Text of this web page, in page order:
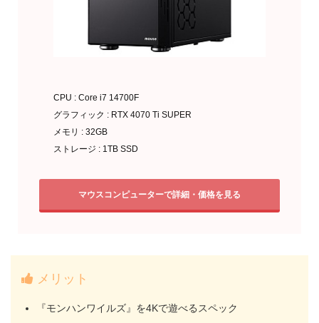
CPU : Core i7 14700F
グラフィック : RTX 4070 Ti SUPER
メモリ : 32GB
ストレージ : 1TB SSD
マウスコンピューターで詳細・価格を見る
メリット
『モンハンワイルズ』を4Kで遊べるスペック